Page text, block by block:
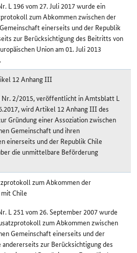
L 196 vom 27. Juli 2017 wurde ein
zum Abkommen zwischen der
einerseits und der Republik
zur Berücksichtigung des Beitritts von
Union am 01. Juli 2013
12 Anhang III
Nr. 2/2015, veröffentlicht in Amtsblatt L
wird Artikel 12 Anhang III des
Gründung einer Assoziation zwischen
Gemeinschaft und ihren
einerseits und der Republik Chile
die unmittelbare Beförderung
zum Abkommen der
Chile
L 251 vom 26. September 2007 wurde
zum Abkommen zwischen
Gemeinschaft einerseits und der
andererseits zur Berücksichtigung des